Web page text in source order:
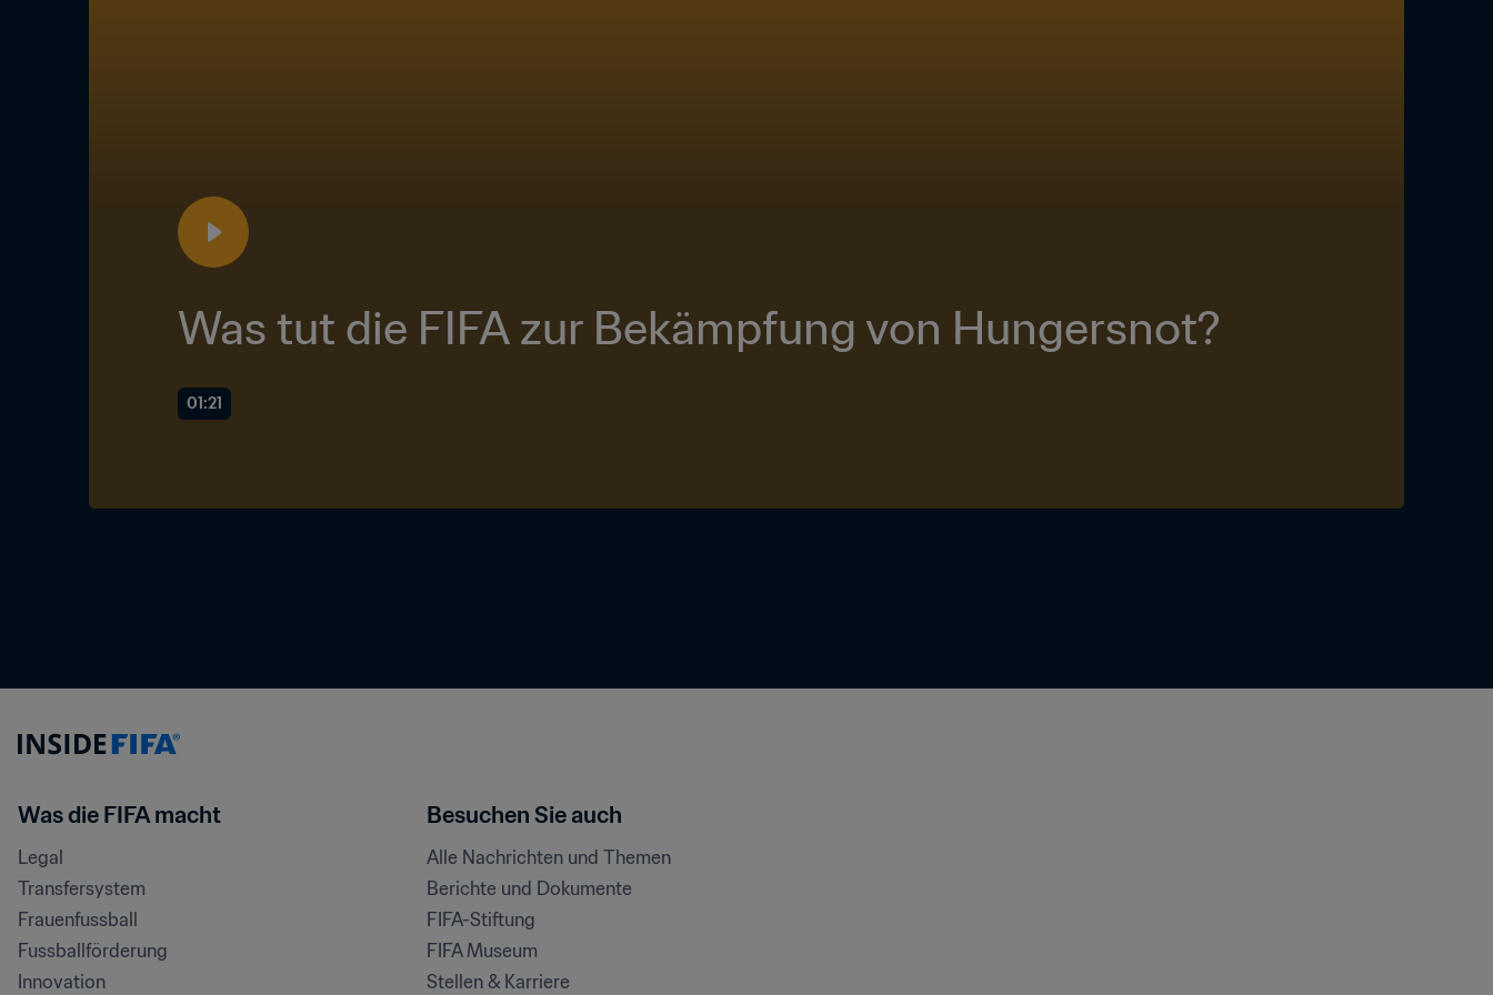
Was tut die FIFA zur Bekämpfung von Hungersnot?
01:21
Was die FIFA macht
Legal
Transfersystem
Frauenfussball
Fussballförderung
Innovation
Besuchen Sie auch
Alle Nachrichten und Themen
Berichte und Dokumente
FIFA-Stiftung
FIFA Museum
Stellen & Karriere